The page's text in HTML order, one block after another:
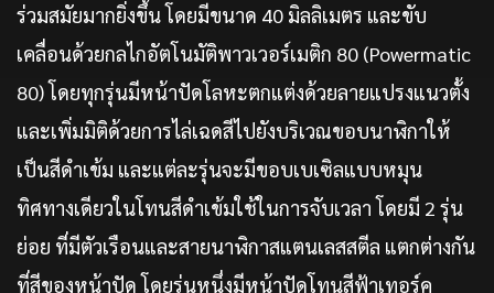
ร่วมสมัยมากยิ่งขึ้น โดยมีขนาด 40 มิลลิเมตร และขับ
เคลื่อนด้วยกลไกอัตโนมัติพาวเวอร์เมติก 80 (Powermatic
80) โดยทุกรุ่นมีหน้าปัดโลหะตกแต่งด้วยลายแปรงแนวตั้ง
และเพิ่มมิติด้วยการไล่เฉดสีไปยังบริเวณขอบนาฬิกาให้
เป็นสีดำเข้ม และแต่ละรุ่นจะมีขอบเบเซิลแบบหมุน
ทิศทางเดียวในโทนสีดำเข้มใช้ในการจับเวลา โดยมี 2 รุ่น
ย่อย ที่มีตัวเรือนและสายนาฬิกาสแตนเลสสตีล แตกต่างกัน
ที่สีของหน้าปัด โดยรุ่นหนึ่งมีหน้าปัดโทนสีฟ้าเทอร์ค